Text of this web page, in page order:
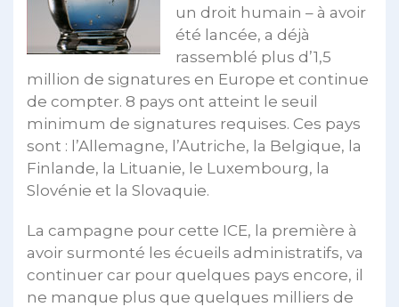
un droit humain – à avoir
été lancée, a déjà
rassemblé plus d’1,5
million de signatures en Europe et continue
de compter. 8 pays ont atteint le seuil
minimum de signatures requises. Ces pays
sont : l’Allemagne, l’Autriche, la Belgique, la
Finlande, la Lituanie, le Luxembourg, la
Slovénie et la Slovaquie.
La campagne pour cette ICE, la première à
avoir surmonté les écueils administratifs, va
continuer car pour quelques pays encore, il
ne manque plus que quelques milliers de